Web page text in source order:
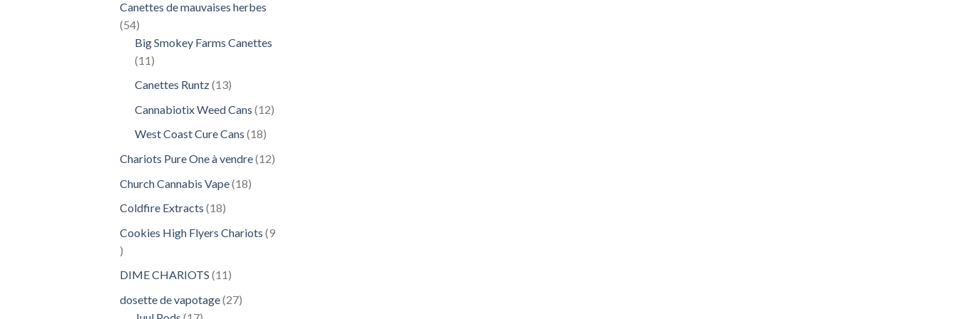
Canettes de mauvaises herbes
5454
produits
Big Smokey Farms Canettes
11 11
Canettes Runtz 1313
Cannabiotix Weed Cans 1212
West Coast Cure Cans 1818
Chariots Pure One à vendre 1212
Church Cannabis Vape 1818
Coldfire Extracts 1818
Cookies High Flyers Chariots 9
9
DIME CHARIOTS 1111
dosette de vapotage 2727